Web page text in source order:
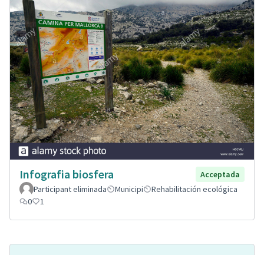
Infografia biosfera
Acceptada
Participant eliminada
Municipi
Rehabilitación ecológica
0
1